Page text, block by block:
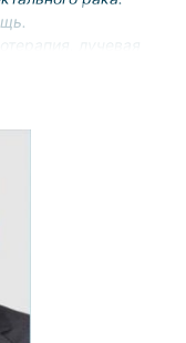
лучевая
терапия,
и онкологии,
рака легких.